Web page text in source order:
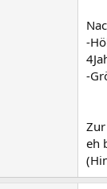
-
-
eh